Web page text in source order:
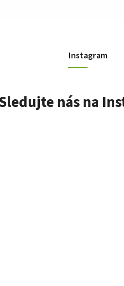
Instagram
nás na